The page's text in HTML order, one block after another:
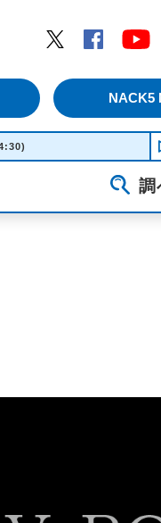
Twitter
Facebook
NACK5
調